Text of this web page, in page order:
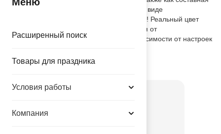
Расширенный поиск
Товары для праздника
Условия работы
Компания
часть букета. Размер шара в ненадутом виде
21"/53см(Ш)x17"/43см(В) СМ. Внимание! Реальный цвет
товара может незначительно отличаться от
представленного на фотографии в зависимости от настроек
Товар из коллекцииЗолотая